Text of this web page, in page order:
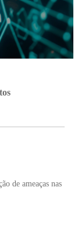
de ameaças nas